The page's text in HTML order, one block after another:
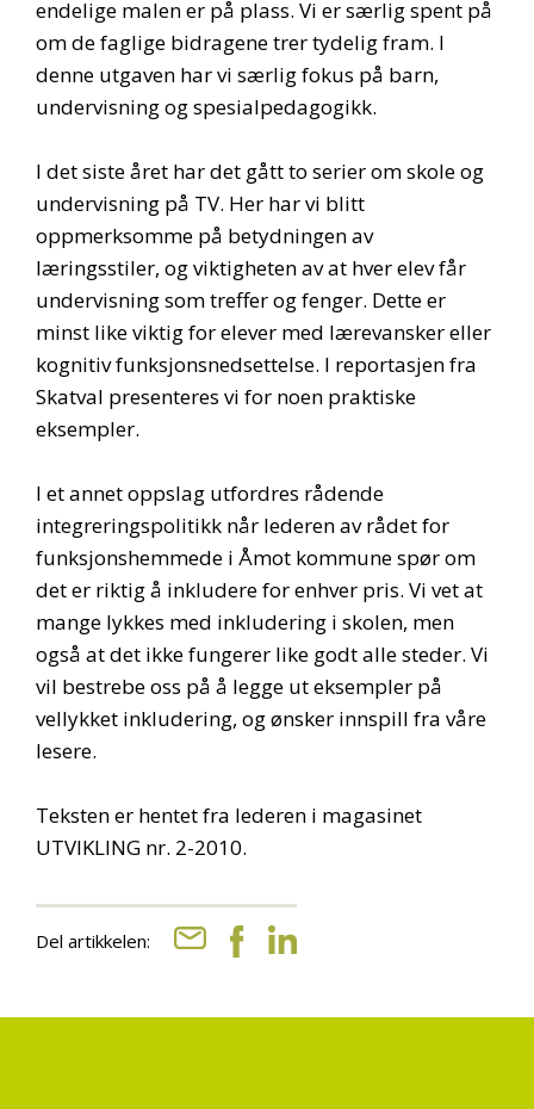
endelige malen er på plass. Vi er særlig spent på
om de faglige bidragene trer tydelig fram. I
denne utgaven har vi særlig fokus på barn,
undervisning og spesialpedagogikk.
I det siste året har det gått to serier om skole og
undervisning på TV. Her har vi blitt
oppmerksomme på betydningen av
læringsstiler, og viktigheten av at hver elev får
undervisning som treffer og fenger. Dette er
minst like viktig for elever med lærevansker eller
kognitiv funksjonsnedsettelse. I reportasjen fra
Skatval presenteres vi for noen praktiske
eksempler.
I et annet oppslag utfordres rådende
integreringspolitikk når lederen av rådet for
funksjonshemmede i Åmot kommune spør om
det er riktig å inkludere for enhver pris. Vi vet at
mange lykkes med inkludering i skolen, men
også at det ikke fungerer like godt alle steder. Vi
vil bestrebe oss på å legge ut eksempler på
vellykket inkludering, og ønsker innspill fra våre
lesere.
Teksten er hentet fra lederen i magasinet
UTVIKLING nr. 2-2010.
Del artikkelen: